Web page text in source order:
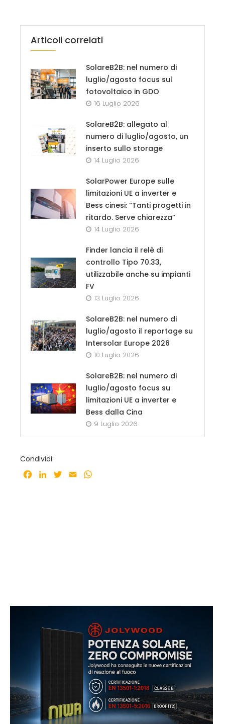
Articoli correlati
SolareB2B: nel numero di
luglio/agosto focus sul
fotovoltaico in GDO
16 Luglio 2026
SolareB2B: allegato al
numero di luglio/agosto, un
inserto sullo storage
14 Luglio 2026
SolarPower Europe sulle
limitazioni UE a inverter e
Bess cinesi: “Tanti progetti in
ritardo. Serve chiarezza”
14 Luglio 2026
Finder lancia il relè di
controllo Tipo 70.33,
utilizzabile anche su impianti
FV
13 Luglio 2026
SolareB2B: nel numero di
luglio/agosto il reportage su
Intersolar Europe 2026
10 Luglio 2026
SolareB2B: nel numero di
luglio/agosto focus su
limitazioni UE a inverter e
Bess dalla Cina
9 Luglio 2026
Condividi:
Facebook
LinkedInTwitter
Email